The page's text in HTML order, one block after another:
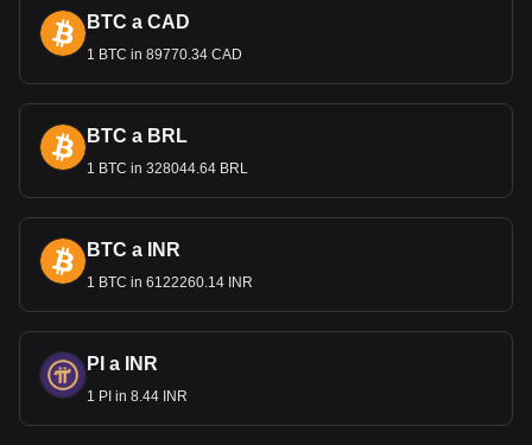
BTC a CAD
1 BTC in 89770.34 CAD
BTC a BRL
1 BTC in 328044.64 BRL
BTC a INR
1 BTC in 6122260.14 INR
PI a INR
1 PI in 8.44 INR